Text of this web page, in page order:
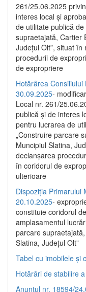
261/25.06.2025
interes local și
de utilitate publică
supraetajată, Cartier
Județul Olt”, situat în
procedurii de
de expropriere
Hotărârea
30.09.2025-
Local nr. 261/
publică şi de interes
pentru lucrarea de
„Construire parcare
Muncipiul Slatina,
declanşarea
în coridorul de
ulterioare
Dispoziția Primarului
20.10.2025-
constituie coridorul
amplasamentul
parcare
Slatina, Județul Olt”
Tabel cu imobilele și
Hotărâri de stabilire
Anunțul nr. 18594/